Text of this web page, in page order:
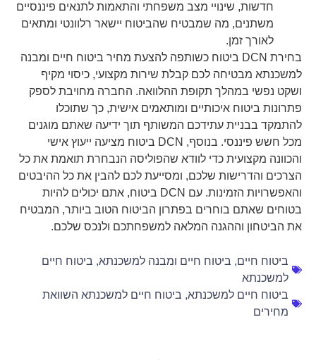
חדשות, שינויי מצב משפחתי והתאמות לתנאים פיננסיים
משתנים, מה שמבטיח שהביטוח יישאר רלוונטי ומתאים
לאורך זמן.
בחירת DCN ביטוח כשותפה להצעת מחיר ביטוח חיים ומבנה
למשכנתא מבטיחה לכם קבלת שירות מקצועי, כיסוי מקיף
ושקט נפשי במהלך תקופת ההלוואה. החברה מחויבת לספק
פתרונות ביטוח איכותיים ומותאמים אישית, כך שתוכלו
להתמקד בבניית עתידכם המשותף תוך ידיעה שאתם מוגנים
מכל חשש פיננסי. בנוסף, DCN ביטוח מציעה ייעוץ אישי
והכוונה מקצועית כדי לוודא שהפוליסה הנבחרת תואמת את כל
הצרכים והדרישות שלכם, ומסייעת לכם להבין את כל ההיבטים
והאפשרויות הזמינות. עם DCN ביטוח, אתם יכולים להיות
בטוחים שאתם בוחרים בפתרון הביטוח הטוב ביותר, המבטיח
את הביטחון וההגנה המלאה למשפחתכם ולנכס שלכם.
ביטוח חיים, ביטוח חיים ומבנה למשכנתא, ביטוח חיים
למשכנתא
ביטוח חיים למשכנתא, ביטוח חיים למשכנתא השוואת
מחירים